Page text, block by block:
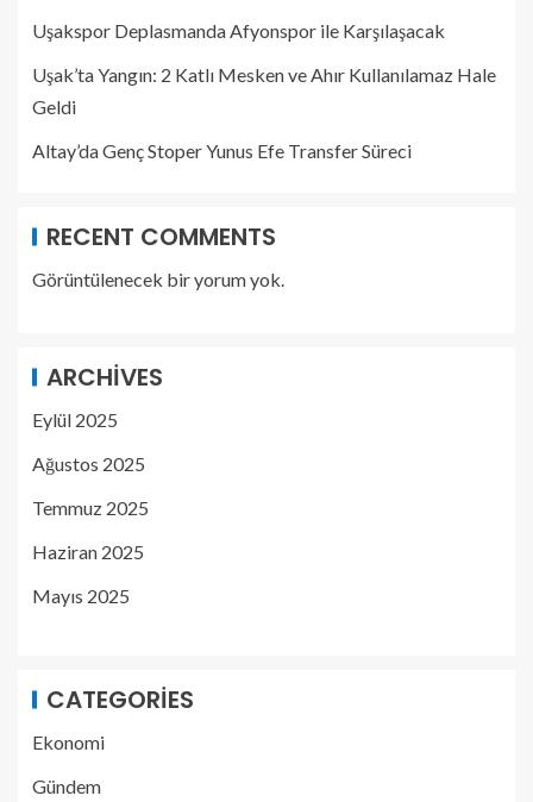
Uşakspor Deplasmanda Afyonspor ile Karşılaşacak
Uşak’ta Yangın: 2 Katlı Mesken ve Ahır Kullanılamaz Hale
Geldi
Altay’da Genç Stoper Yunus Efe Transfer Süreci
RECENT COMMENTS
Görüntülenecek bir yorum yok.
ARCHIVES
Eylül 2025
Ağustos 2025
Temmuz 2025
Haziran 2025
Mayıs 2025
CATEGORIES
Ekonomi
Gündem